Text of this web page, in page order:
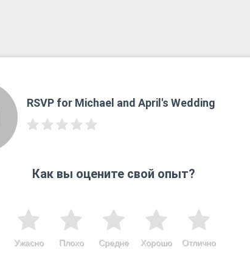
RSVP for Michael and April's Wedding
Как вы оцените свой опыт?
Отлично
Хорошо
Средне
Плохо
Ужасно